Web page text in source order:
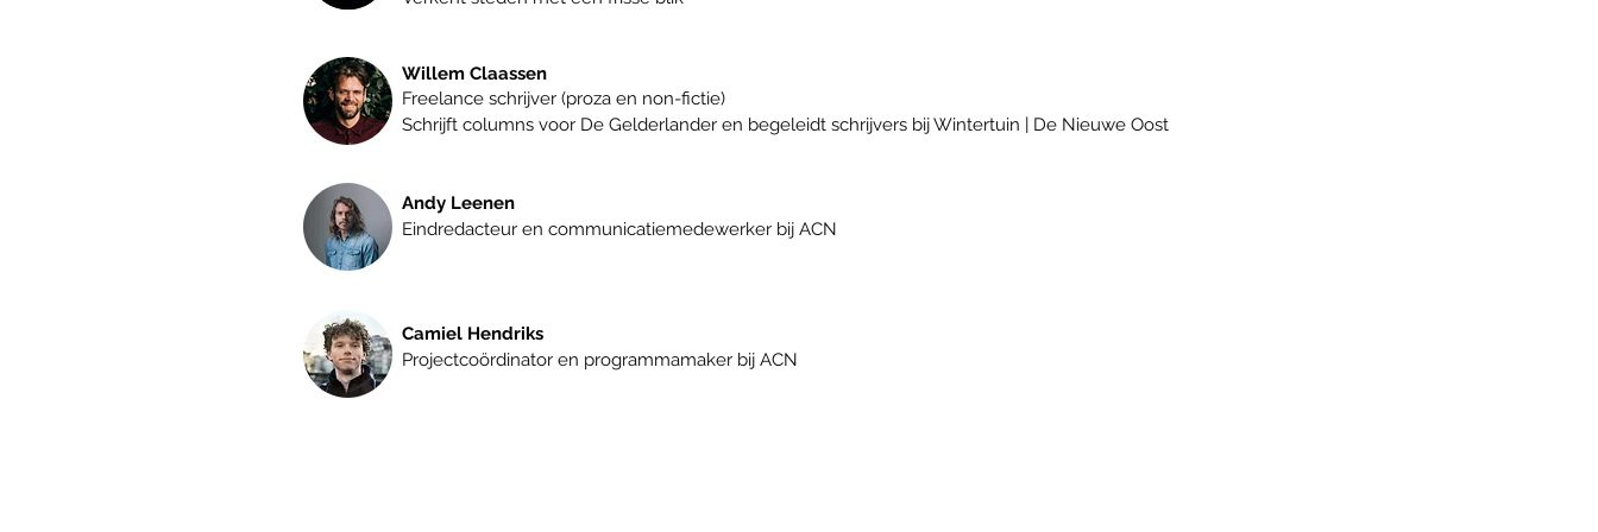
Willem Claassen
Freelance schrijver (proza en non-fictie)
Schrijft columns voor De Gelderlander en begeleidt schrijvers bij Wintertuin | De Nieuwe Oost
Andy Leenen
Eindredacteur en communicatiemedewerker bij ACN
Camiel Hendriks
Projectcoördinator en programmamaker bij ACN